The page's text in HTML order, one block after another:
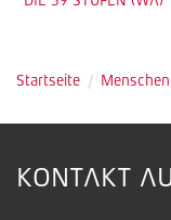
Startseite / Menschen
KONTAKT